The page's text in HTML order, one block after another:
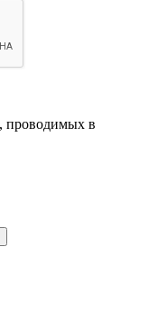
проводимых в